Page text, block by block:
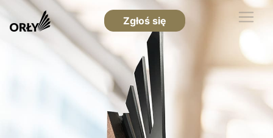
Zgłoś się